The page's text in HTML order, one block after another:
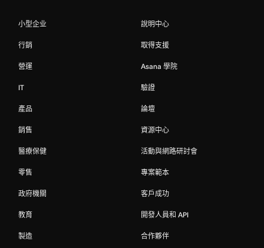
小型企业
行銷
營運
IT
產品
銷售
醫療保健
零售
政府機關
教育
製造
說明中心
取得支援
Asana 學院
驗證
論壇
資源中心
活動與網路研討會
專案範本
客戶成功
開發人員和 API
合作夥伴